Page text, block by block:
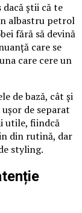
știi că te
albastru petrol
fără să devină
care se
care cere un
de bază, cât și
de separat
utile, fiindcă
din rutină, dar
styling.